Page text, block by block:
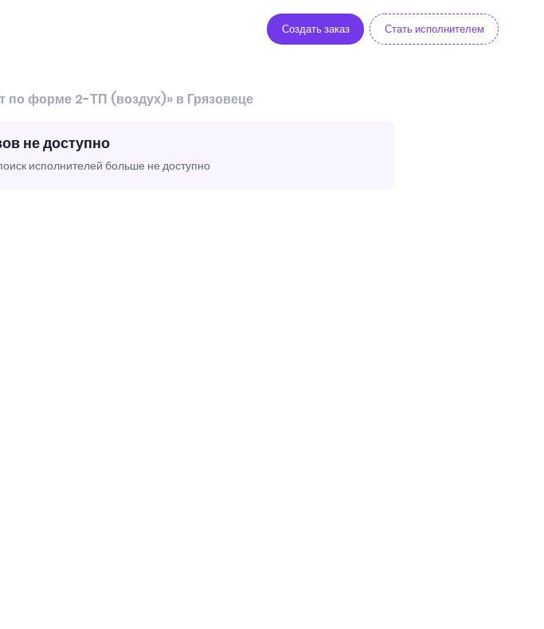
Создать заказ Стать исполнителем
по форме 2-ТП (воздух)» в Грязовеце
не доступно
исполнителей больше не доступно